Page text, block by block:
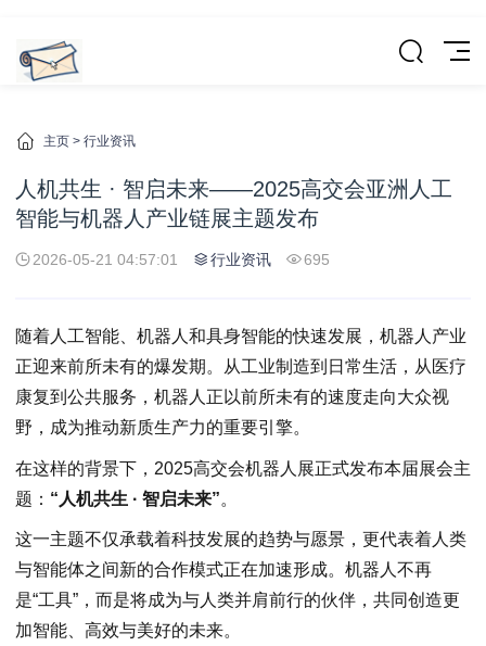
主页 > 行业资讯
人机共生 · 智启未来——2025高交会亚洲人工
智能与机器人产业链展主题发布
2026-05-21 04:57:01 行业资讯 695
随着人工智能、机器人和具身智能的快速发展，机器人产业
正迎来前所未有的爆发期。从工业制造到日常生活，从医疗
康复到公共服务，机器人正以前所未有的速度走向大众视
野，成为推动新质生产力的重要引擎。
在这样的背景下，2025高交会机器人展正式发布本届展会主
题： “人机共生 · 智启未来”。
这一主题不仅承载着科技发展的趋势与愿景，更代表着人类
与智能体之间新的合作模式正在加速形成。机器人不再
是“工具”，而是将成为与人类并肩前行的伙伴，共同创造更
加智能、高效与美好的未来。